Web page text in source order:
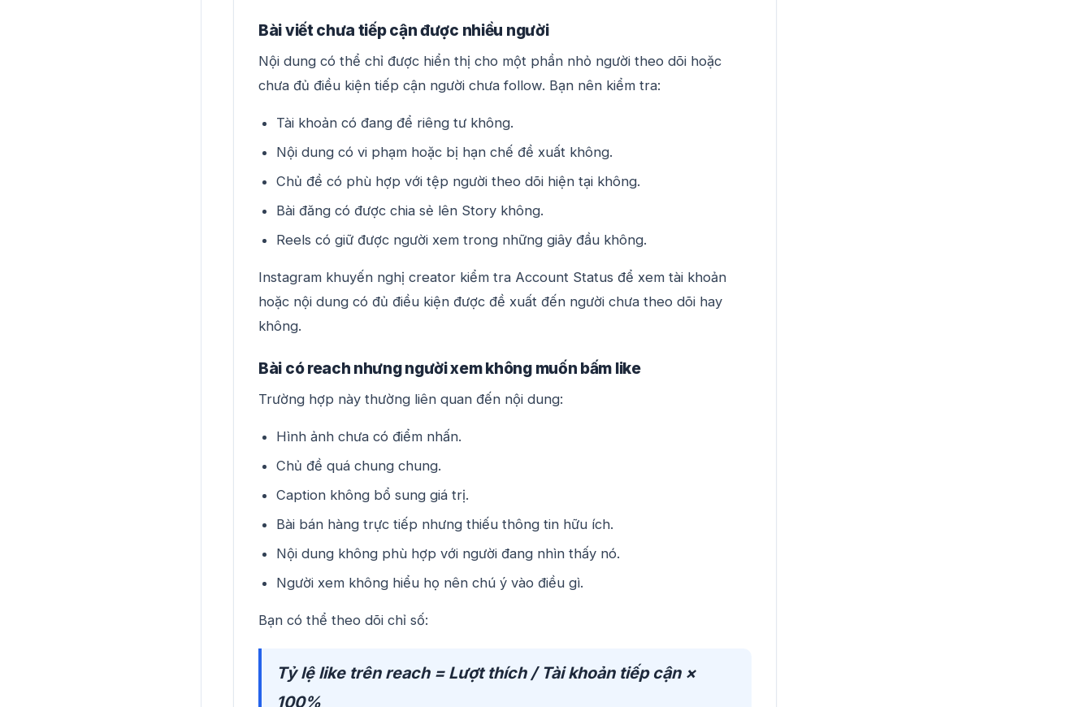
Bài viết chưa tiếp cận được nhiều người
Nội dung có thể chỉ được hiển thị cho một phần nhỏ người theo dõi hoặc
chưa đủ điều kiện tiếp cận người chưa follow. Bạn nên kiểm tra:
Tài khoản có đang để riêng tư không.
Nội dung có vi phạm hoặc bị hạn chế đề xuất không.
Chủ đề có phù hợp với tệp người theo dõi hiện tại không.
Bài đăng có được chia sẻ lên Story không.
Reels có giữ được người xem trong những giây đầu không.
Instagram khuyến nghị creator kiểm tra Account Status để xem tài khoản
hoặc nội dung có đủ điều kiện được đề xuất đến người chưa theo dõi hay
không.
Bài có reach nhưng người xem không muốn bấm like
Trường hợp này thường liên quan đến nội dung:
Hình ảnh chưa có điểm nhấn.
Chủ đề quá chung chung.
Caption không bổ sung giá trị.
Bài bán hàng trực tiếp nhưng thiếu thông tin hữu ích.
Nội dung không phù hợp với người đang nhìn thấy nó.
Người xem không hiểu họ nên chú ý vào điều gì.
Bạn có thể theo dõi chỉ số:
Tỷ lệ like trên reach = Lượt thích / Tài khoản tiếp cận ×
100%